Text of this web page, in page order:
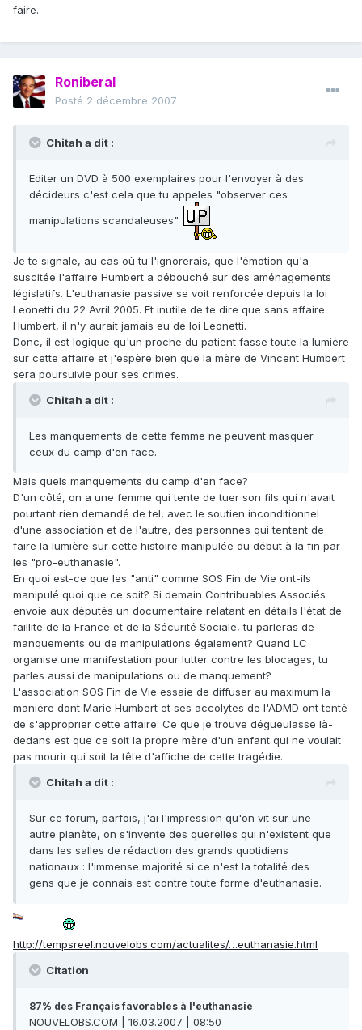
faire.
Roniberal
Posté 2 décembre 2007
Chitah a dit :
Editer un DVD à 500 exemplaires pour l'envoyer à des
décideurs c'est cela que tu appeles "observer ces
manipulations scandaleuses".
Je te signale, au cas où tu l'ignorerais, que l'émotion qu'a
suscitée l'affaire Humbert a débouché sur des aménagements
législatifs. L'euthanasie passive se voit renforcée depuis la loi
Leonetti du 22 Avril 2005. Et inutile de te dire que sans affaire
Humbert, il n'y aurait jamais eu de loi Leonetti.
Donc, il est logique qu'un proche du patient fasse toute la lumière
sur cette affaire et j'espère bien que la mère de Vincent Humbert
sera poursuivie pour ses crimes.
Chitah a dit :
Les manquements de cette femme ne peuvent masquer
ceux du camp d'en face.
Mais quels manquements du camp d'en face?
D'un côté, on a une femme qui tente de tuer son fils qui n'avait
pourtant rien demandé de tel, avec le soutien inconditionnel
d'une association et de l'autre, des personnes qui tentent de
faire la lumière sur cette histoire manipulée du début à la fin par
les "pro-euthanasie".
En quoi est-ce que les "anti" comme SOS Fin de Vie ont-ils
manipulé quoi que ce soit? Si demain Contribuables Associés
envoie aux députés un documentaire relatant en détails l'état de
faillite de la France et de la Sécurité Sociale, tu parleras de
manquements ou de manipulations également? Quand LC
organise une manifestation pour lutter contre les blocages, tu
parles aussi de manipulations ou de manquement?
L'association SOS Fin de Vie essaie de diffuser au maximum la
manière dont Marie Humbert et ses accolytes de l'ADMD ont tenté
de s'approprier cette affaire. Ce que je trouve dégueulasse là-
dedans est que ce soit la propre mère d'un enfant qui ne voulait
pas mourir qui soit la tête d'affiche de cette tragédie.
Chitah a dit :
Sur ce forum, parfois, j'ai l'impression qu'on vit sur une
autre planète, on s'invente des querelles qui n'existent que
dans les salles de rédaction des grands quotidiens
nationaux : l'immense majorité si ce n'est la totalité des
gens que je connais est contre toute forme d'euthanasie.
http://tempsreel.nouvelobs.com/actualites/…euthanasie.html
Citation
87% des Français favorables à l'euthanasie
NOUVELOBS.COM | 16.03.2007 | 08:50